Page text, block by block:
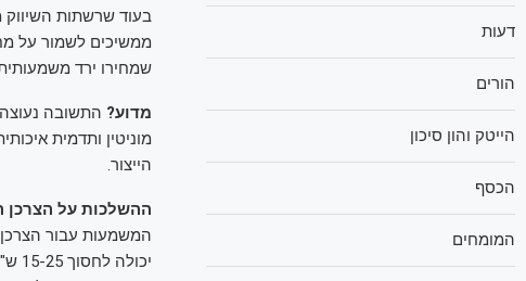
בעוד שרשתות השיווק
שמחירו ירד
מדוע? התשובה
מוניטין ותדמית
הייצור.
ההשלכות על הצרכן
המשמעות עבור
דעות
הורים
הייטק והון סיכון
הכסף
המומחים